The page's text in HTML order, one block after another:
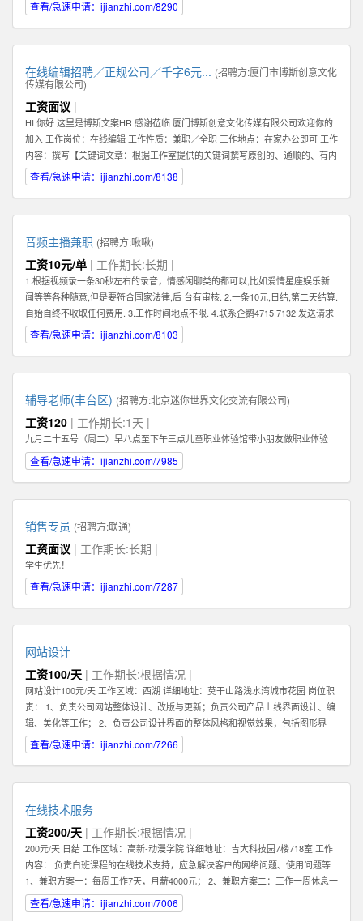
查看/急速申请：ijianzhi.com/8290
在线编辑招聘／正规公司／千字6元... (招聘方:厦门市博斯创意文化
传媒有限公司)
工资面议 |
HI 你好 这里是博斯文案HR 感谢莅临 厦门博斯创意文化传媒有限公司欢迎你的
加入 工作岗位：在线编辑 工作性质：兼职／全职 工作地点：在家办公即可 工作
内容：撰写【关键词文章：根据工作室提供的关键词撰写原创的、通顺的、有内
容的文章】 文章要求：质量一般，重点要求原创（不可复制网络文章）、通
顺。 编辑薪资：稿酬制。【6元／1000字】 非诚勿扰。考虑清楚自己是否合
查看/急速申请：ijianzhi.com/8138
音频主播兼职 (招聘方:啾啾)
工资10元/单 | 工作期长:长期 |
1.根据视频录一条30秒左右的录音，情感闲聊类的都可以,比如爱情星座娱乐新
闻等等各种随意,但是要符合国家法律,后 台有审核. 2.一条10元,日结,第二天结算.
自始自终不收取任何费用. 3.工作时间地点不限. 4.联系企鹅4715 7132 发送请求
时,请备注录音采集兼职.
查看/急速申请：ijianzhi.com/8103
辅导老师(丰台区) (招聘方:北京迷你世界文化交流有限公司)
工资120 | 工作期长:1天 |
九月二十五号（周二）早八点至下午三点儿童职业体验馆带小朋友做职业体验
查看/急速申请：ijianzhi.com/7985
销售专员 (招聘方:联通)
工资面议 | 工作期长:长期 |
学生优先！
查看/急速申请：ijianzhi.com/7287
网站设计
工资100/天 | 工作期长:根据情况 |
网站设计100元/天 工作区域：西湖 详细地址：莫干山路浅水湾城市花园 岗位职
责： 1、负责公司网站整体设计、改版与更新；负责公司产品上线界面设计、编
辑、美化等工作； 2、负责公司设计界面的整体风格和视觉效果，包括图形界
面，交互设计，logo及icon设计等； 3、熟练把握网页各元素和要件，能够独立
进行网站美工布局的设计； 4、不断完善和熟悉，负责网站整体架构的设计和网
的收集、整理、汇总、归档等工作，为公司各项目的成功开发提供优质素材；
6、负责公司产品包括网页和手机应用程序等的人机交互界面设计，提高用户使
用体验； 7、根据项目具体要求解决各类UI设计和优化问题。 职位要求： 1、一
年以上相关专业工作经验。 2、熟练使用设计工具如Photoshop，Illustrator，
Flash等；掌握HTML，XHTML，CSS，XML，JavaScrip等常用语言软件。 3、
具有丰富的视觉创作经验和独到的审美修养 4、具备优秀的网站整体策划、设计
能力,有丰富的网页设计经验. 有意向的请直接电话联系，附上您的案例作品。
查看/急速申请：ijianzhi.com/7266
在线技术服务
工资200/天 | 工作期长:根据情况 |
200元/天 日结 工作区域：高新-动漫学院 详细地址：吉大科技园7楼718室 工作
内容： 负责白班课程的在线技术支持，应急解决客户的网络问题、使用问题等
1、兼职方案一：每周工作7天，月薪4000元； 2、兼职方案二：工作一周休息一
周，月薪2000元 3、7月9日开始正式上班 4、兼职大学生暑假打工优先考虑 联
系方式 王先生
查看/急速申请：ijianzhi.com/7006